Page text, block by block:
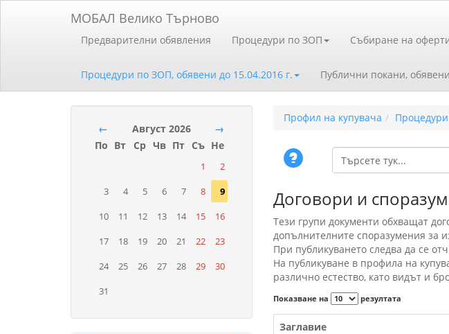
МОБАЛ Велико Търново
Предварителни обявления Процедури по ЗОП Събиране на
Процедури по ЗОП, обявени до 15.04.2016 г. Публични покани,
← Август 2026
→
По Вт Ср Чв Пт Съ Не
1
2
3
4 5 6 7 8
9
10
11 12 13 14 15
16
17
18 19 20 21 22
23
24
25 26 27 28 29
30
31
Профил на купувача
Договори и
Тези групи документи обхващат
допълнителните споразумения за
При публикуването следва да се
На публикуване в профила на
различно естество, като видът и
Показване на резултата
Заглавие